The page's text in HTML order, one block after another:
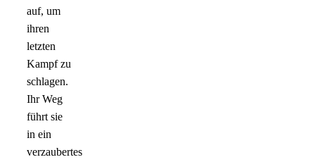
auf, um
ihren
letzten
Kampf zu
schlagen.
Ihr Weg
führt sie
in ein
verzaubertes